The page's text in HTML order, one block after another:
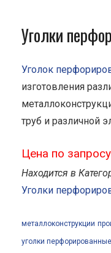
Уголки
Уголок
изготовления
труб и различной
Цена по запросу
Находится в
Уголки
металлоконструкции
уголки перфорированные